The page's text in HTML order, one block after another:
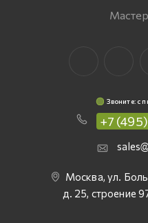
Звоните: c
+7
Москва, ул.
д. 25, строение